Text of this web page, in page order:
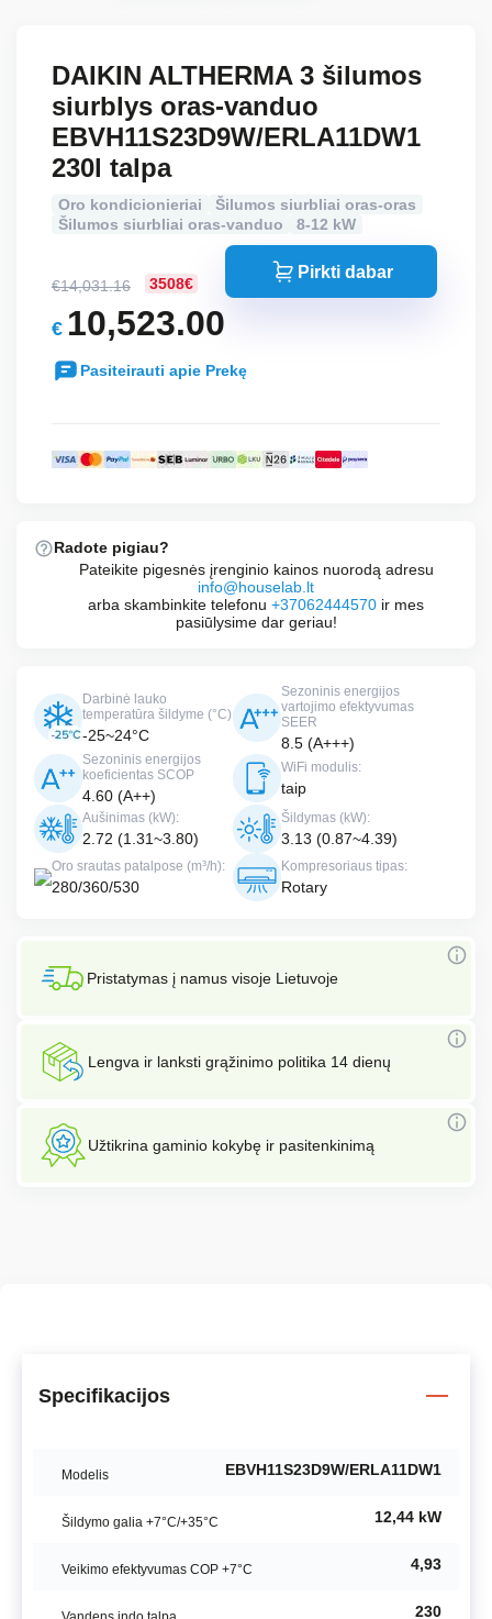
DAIKIN ALTHERMA 3 šilumos
siurblys oras-vanduo
EBVH11S23D9W/ERLA11DW1
230l talpa
Oro kondicionieriai
Šilumos siurbliai oras-oras
Šilumos siurbliai oras-vanduo
8-12 kW
3508€
€14,031.16
Original
price
was:
€ 10,523.00
Current
price
€10,523.00.
Pirkti dabar
Pasiteirauti apie Prekę
Radote pigiau?
Pateikite pigesnės įrenginio kainos nuorodą adresu
info@houselab.lt
arba skambinkite telefonu +37062444570 ir mes
pasiūlysime dar geriau!
Darbinė lauko
temperatūra šildyme (°C)
-25~24°C
Sezoninis energijos
vartojimo efektyvumas
SEER
8.5 (A+++)
Sezoninis energijos
koeficientas SCOP
4.60 (A++)
WiFi modulis:
taip
Aušinimas (kW):
2.72 (1.31~3.80)
Šildymas (kW):
3.13 (0.87~4.39)
Oro srautas patalpose (m³/h):
280/360/530
Kompresoriaus tipas:
Rotary
Pristatymas į namus visoje Lietuvoje
Lengva ir lanksti grąžinimo politika 14 dienų
Užtikrina gaminio kokybę ir pasitenkinimą
Specifikacijos
Modelis EBVH11S23D9W/ERLA11DW1
Šildymo galia +7°C/+35°C 12,44 kW
Veikimo efektyvumas COP +7°C 4,93
230